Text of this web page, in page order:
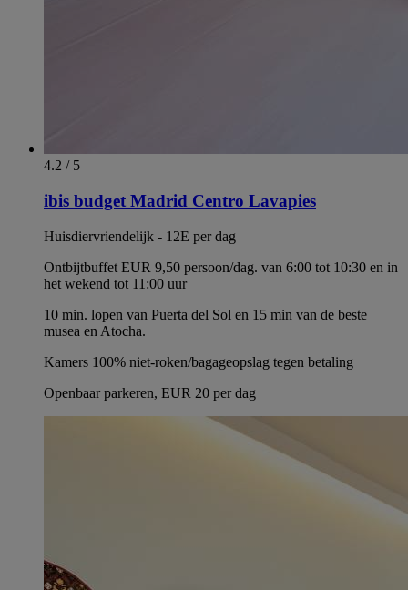
4.2 / 5
ibis budget Madrid Centro Lavapies
Huisdiervriendelijk - 12E per dag
Ontbijtbuffet EUR 9,50 persoon/dag. van 6:00 tot 10:30 en in
het wekend tot 11:00 uur
10 min. lopen van Puerta del Sol en 15 min van de beste
musea en Atocha.
Kamers 100% niet-roken/bagageopslag tegen betaling
Openbaar parkeren, EUR 20 per dag